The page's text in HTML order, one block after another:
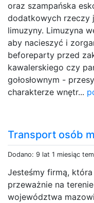
oraz szampańska
dodatkowych rzeczy
limuzyny. Limuzyna
aby nacieszyć i
beforeparty przed
kawalerskiego czy
gołosłownym -
charakterze wnętr...
Transport osób
Dodano: 9 lat 1 miesiąc
Jesteśmy firmą,
przeważnie na
województwa